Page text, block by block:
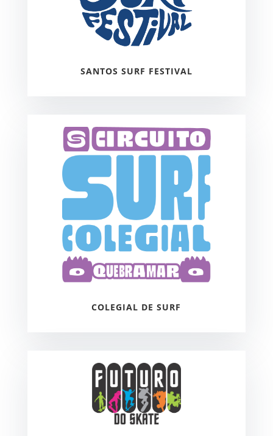
SANTOS SURF FESTIVAL
COLEGIAL DE SURF